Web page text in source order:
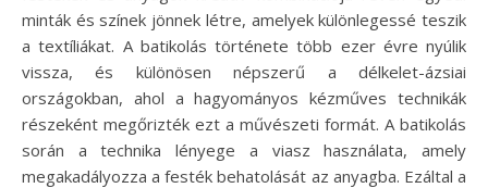
minták és színek jönnek létre, amelyek különlegessé teszik
a textíliákat. A batikolás története több ezer évre nyúlik
vissza, és különösen népszerű a délkelet-ázsiai
országokban, ahol a hagyományos kézműves technikák
részeként megőrizték ezt a művészeti formát. A batikolás
során a technika lényege a viasz használata, amely
megakadályozza a festék behatolását az anyagba. Ezáltal a